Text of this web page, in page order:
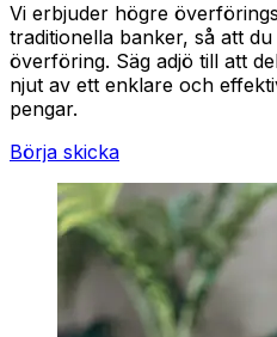
Vi erbjuder högre
traditionella banker, så att
överföring. Säg adjö till att
njut av ett enklare och
pengar.
Börja skicka